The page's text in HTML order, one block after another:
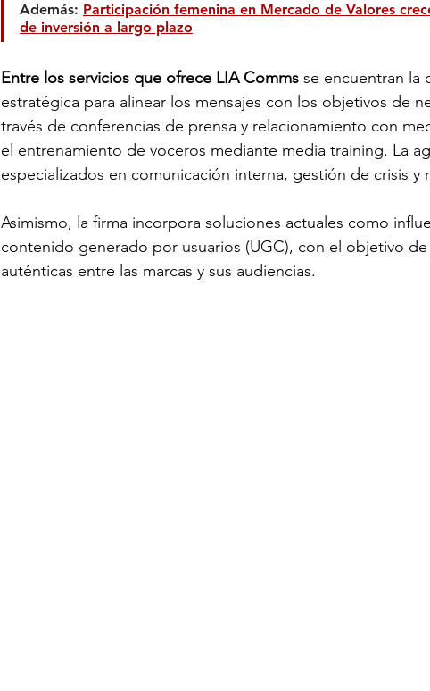
Además: Participación femenina en Mercado de Valores
de inversión a largo plazo
Entre los servicios que ofrece LIA Comms se encuentran la
estratégica para alinear los mensajes con los objetivos de
través de conferencias de prensa y relacionamiento con
el entrenamiento de voceros mediante media training. La
especializados en comunicación interna, gestión de crisis y
Asimismo, la firma incorpora soluciones actuales como
contenido generado por usuarios (UGC), con el objetivo
auténticas entre las marcas y sus audiencias.